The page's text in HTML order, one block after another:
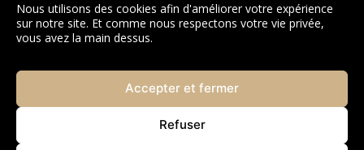
Nous utilisons des cookies afin d'améliorer votre expérience
sur notre site. Et comme nous respectons votre vie privée,
vous avez la main dessus.
Accepter et fermer
Refuser